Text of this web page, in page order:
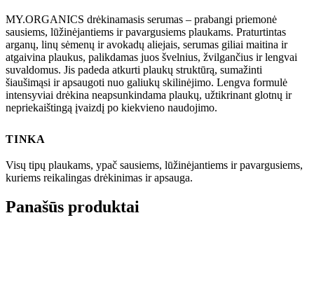
MY.ORGANICS drėkinamasis serumas – prabangi priemonė
sausiems, lūžinėjantiems ir pavargusiems plaukams. Praturtintas
arganų, linų sėmenų ir avokadų aliejais, serumas giliai maitina ir
atgaivina plaukus, palikdamas juos švelnius, žvilgančius ir lengvai
suvaldomus. Jis padeda atkurti plaukų struktūrą, sumažinti
šiaušimąsi ir apsaugoti nuo galiukų skilinėjimo. Lengva formulė
intensyviai drėkina neapsunkindama plaukų, užtikrinant glotnų ir
nepriekaištingą įvaizdį po kiekvieno naudojimo.
TINKA
Visų tipų plaukams, ypač sausiems, lūžinėjantiems ir pavargusiems,
kuriems reikalingas drėkinimas ir apsauga.
Panašūs produktai